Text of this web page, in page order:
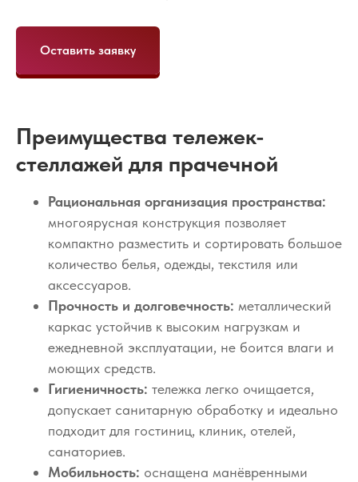
Оставить заявку
Преимущества тележек-
стеллажей для прачечной
Рациональная организация пространства:
многоярусная конструкция позволяет
компактно разместить и сортировать большое
количество белья, одежды, текстиля или
аксессуаров.
Прочность и долговечность: металлический
каркас устойчив к высоким нагрузкам и
ежедневной эксплуатации, не боится влаги и
моющих средств.
Гигиеничность: тележка легко очищается,
допускает санитарную обработку и идеально
подходит для гостиниц, клиник, отелей,
санаториев.
Мобильность: оснащена манёвренными